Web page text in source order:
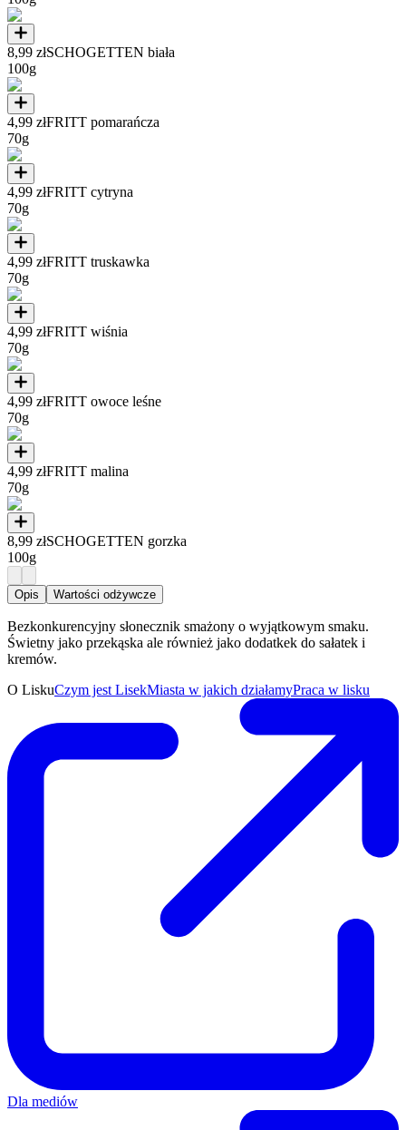
8,99 złSCHOGETTEN biała
100g
4,99 złFRITT pomarańcza
70g
4,99 złFRITT cytryna
70g
4,99 złFRITT truskawka
70g
4,99 złFRITT wiśnia
70g
4,99 złFRITT owoce leśne
70g
4,99 złFRITT malina
70g
8,99 złSCHOGETTEN gorzka
100g
Opis Wartości odżywcze
Bezkonkurencyjny słonecznik smażony o wyjątkowym smaku.
Świetny jako przekąska ale również jako dodatkek do sałatek i
kremów.
O LiskuCzym jest LisekMiasta w jakich działamyPraca w lisku
Dla mediów